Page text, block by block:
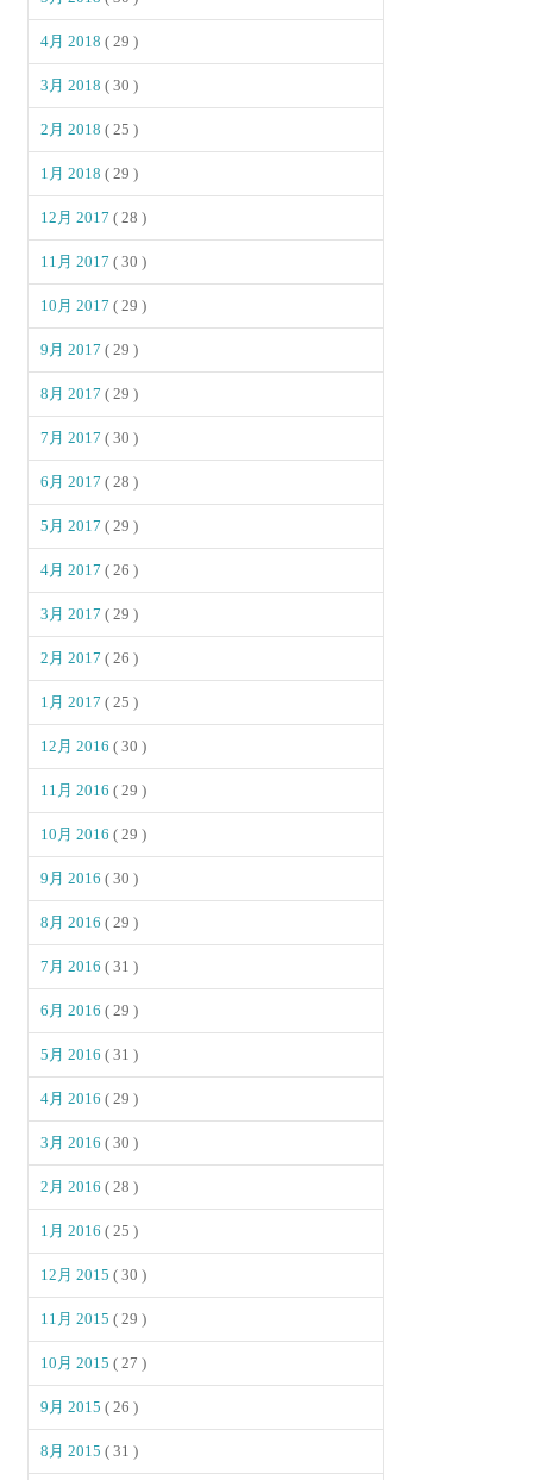
4月 2018( 29 )
3月 2018( 30 )
2月 2018( 25 )
1月 2018( 29 )
12月 2017( 28 )
11月 2017( 30 )
10月 2017( 29 )
9月 2017( 29 )
8月 2017( 29 )
7月 2017( 30 )
6月 2017( 28 )
5月 2017( 29 )
4月 2017( 26 )
3月 2017( 29 )
2月 2017( 26 )
1月 2017( 25 )
12月 2016( 30 )
11月 2016( 29 )
10月 2016( 29 )
9月 2016( 30 )
8月 2016( 29 )
7月 2016( 31 )
6月 2016( 29 )
5月 2016( 31 )
4月 2016( 29 )
3月 2016( 30 )
2月 2016( 28 )
1月 2016( 25 )
12月 2015( 30 )
11月 2015( 29 )
10月 2015( 27 )
9月 2015( 26 )
8月 2015( 31 )